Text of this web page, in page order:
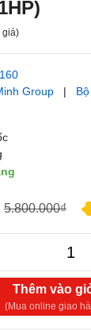
giá)
Group |
5.800.000₫
Thêm vào
(Mua online giao